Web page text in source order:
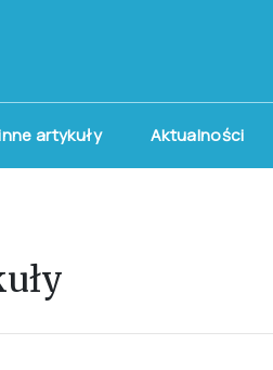
artykuły Aktualności